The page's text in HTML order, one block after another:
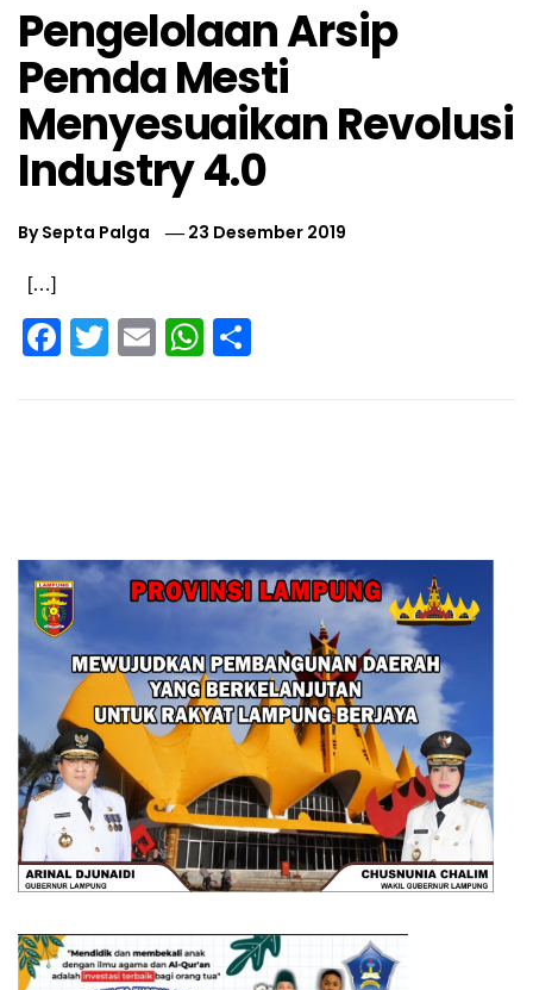
Pengelolaan Arsip
Pemda Mesti
Menyesuaikan Revolusi
Industry 4.0
BySepta Palga 23 Desember 2019
[…]
Facebook
Twitter
EmailWhatsApp